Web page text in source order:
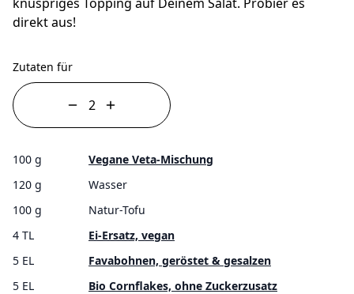
direkt aus!
Zutaten für
100 g
Vegane Veta-Mischung
120 g
Wasser
100 g
Natur-Tofu
4 TL
Ei-Ersatz, vegan
5 EL
Favabohnen, geröstet & gesalzen
5 EL
Bio Cornflakes, ohne Zuckerzusatz